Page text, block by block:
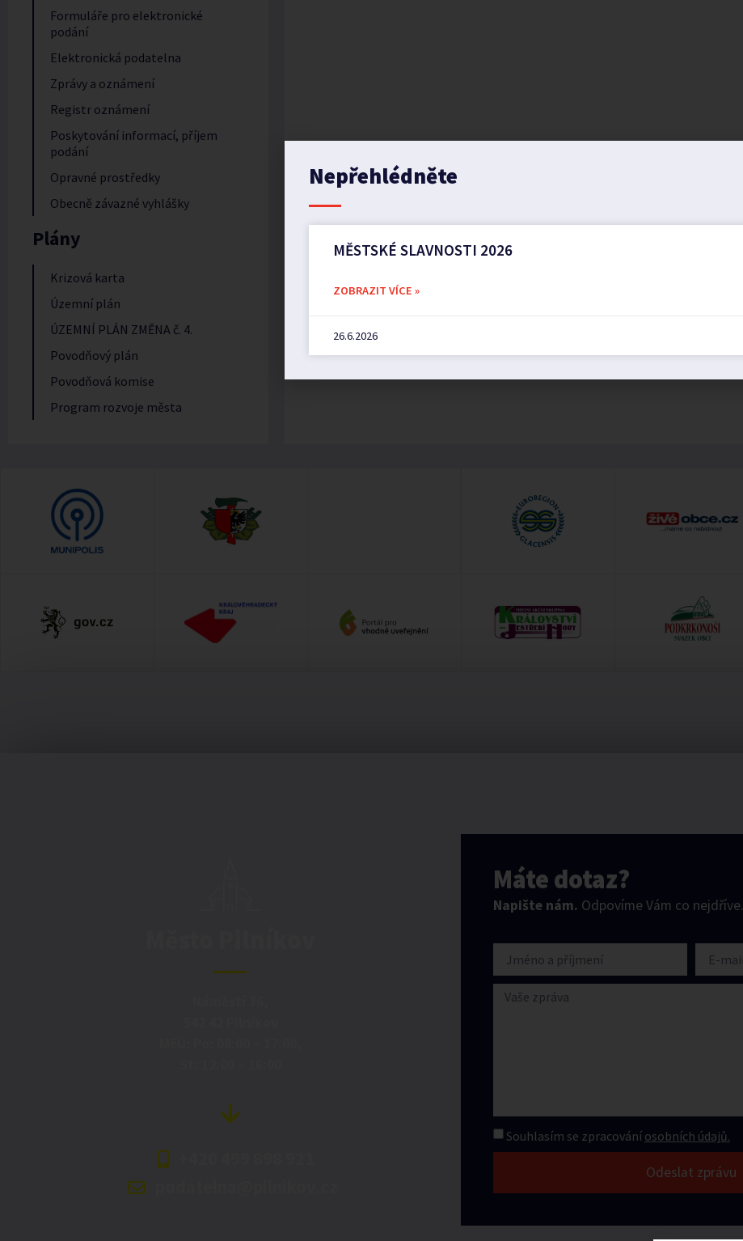
Formuláře pro elektronické
podání
Elektronická podatelna
Zprávy a oznámení
Registr oznámení
Poskytování informací, příjem
podání
Opravné prostředky
Obecně závazné vyhlášky
Plány
Krizová karta
Územní plán
ÚZEMNÍ PLÁN ZMĚNA č. 4.
Povodňový plán
Povodňová komise
Program rozvoje města
Máte dotaz?
Napište nám. Odpovíme Vám co nejdříve.
Souhlasím se zpracování osobních údajů.
Odeslat zprávu
Nepřehlédněte
MĚSTSKÉ SLAVNOSTI 2026
ZOBRAZIT VÍCE »
26.6.2026